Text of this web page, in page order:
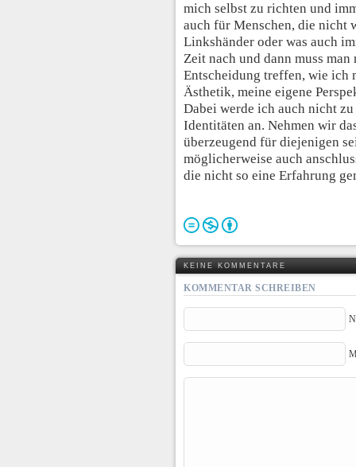
mich selbst zu richten und
auch für Menschen, die nicht
Linkshänder oder was auch
Zeit nach und dann muss
Entscheidung treffen, wie ich
Ästhetik, meine eigene
Dabei werde ich auch nicht
Identitäten an. Nehmen wir
überzeugend für diejenigen
möglicherweise auch
die nicht so eine Erfahrung
KEINE KOMMENTARE
KOMMENTAR SCHREIBEN